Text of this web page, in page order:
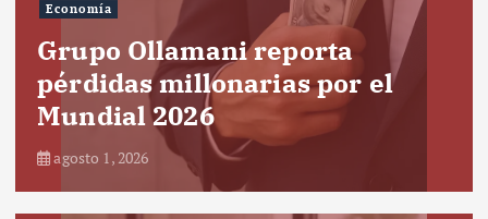
Economía
Grupo Ollamani reporta
pérdidas millonarias por el
Mundial 2026
agosto 1, 2026